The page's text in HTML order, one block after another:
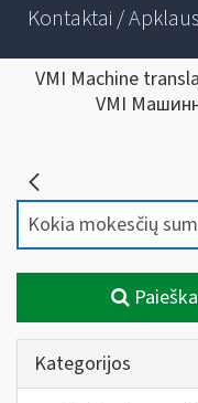
Kontaktai /
VMI Machine
VMI
Paieška
Kategorijos